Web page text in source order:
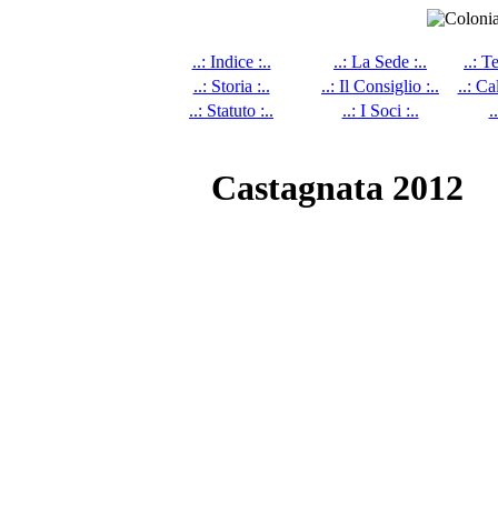
..: Indice :.. ..: La Sede :..
..:
..: Storia :..
..: Il Consiglio :..
..:
..: Statuto :..
..: I Soci :..
Castagnata 2012